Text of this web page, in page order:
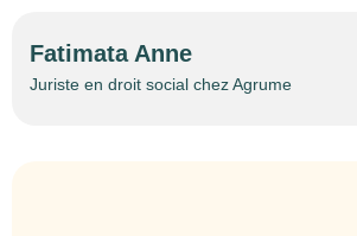
Fatimata Anne
Juriste en droit social chez Agrume